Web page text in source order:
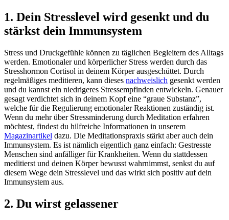
1. Dein Stresslevel wird gesenkt und du
stärkst dein Immunsystem
Stress und Druckgefühle können zu täglichen Begleitern des Alltags
werden. Emotionaler und körperlicher Stress werden durch das
Stresshormon Cortisol in deinem Körper ausgeschüttet. Durch
regelmäßiges meditieren, kann dieses nachweislich gesenkt werden
und du kannst ein niedrigeres Stressempfinden entwickeln. Genauer
gesagt verdichtet sich in deinem Kopf eine “graue Substanz”,
welche für die Regulierung emotionaler Reaktionen zuständig ist.
Wenn du mehr über Stressminderung durch Meditation erfahren
möchtest, findest du hilfreiche Informationen in unserem
Magazinartikel dazu. Die Meditationspraxis stärkt aber auch dein
Immunsystem. Es ist nämlich eigentlich ganz einfach: Gestresste
Menschen sind anfälliger für Krankheiten. Wenn du stattdessen
meditierst und deinen Körper bewusst wahrnimmst, senkst du auf
diesem Wege dein Stresslevel und das wirkt sich positiv auf dein
Immunsystem aus.
2. Du wirst gelassener